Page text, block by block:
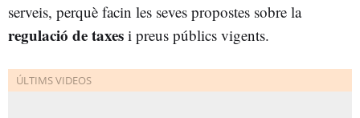
serveis, perquè facin les seves propostes sobre la
regulació de taxes i preus públics vigents.